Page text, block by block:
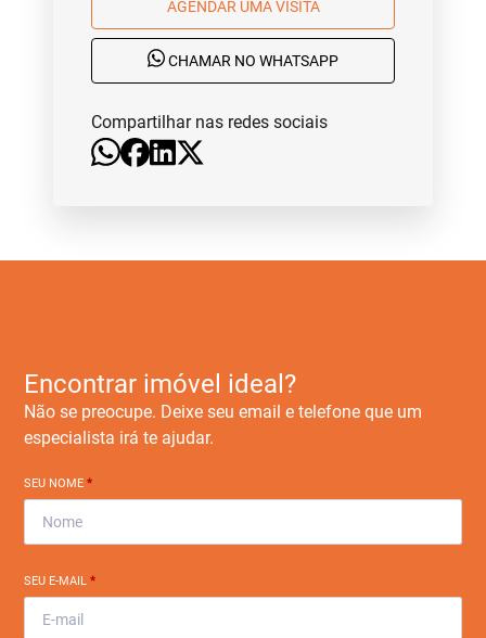
AGENDAR UMA VISITA
CHAMAR NO WHATSAPP
Compartilhar nas redes sociais
Encontrar imóvel ideal?
Não se preocupe. Deixe seu email e telefone que um
especialista irá te ajudar.
SEU NOME*
SEU E-MAIL*